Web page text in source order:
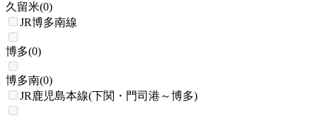
久留米(0)
JR博多南線
博多(0)
博多南(0)
JR鹿児島本線(下関・門司港～博多)